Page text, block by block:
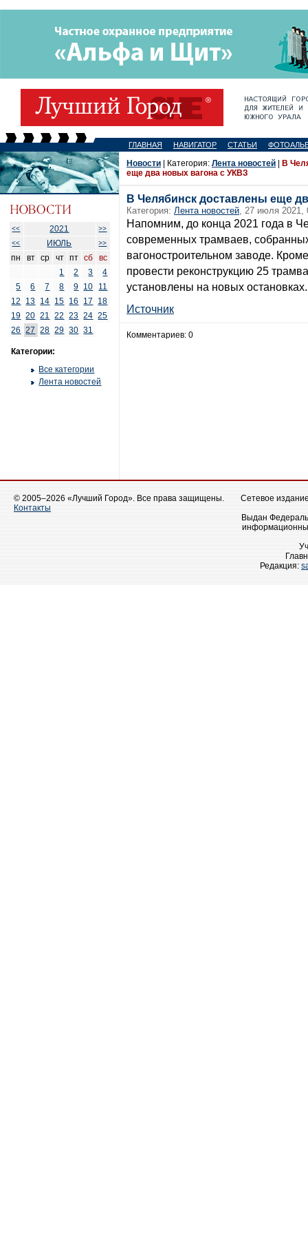
ГЛАВНАЯ НАВИГАТОР СТАТЬИ
<< 2021
>>
<<
ИЮЛЬ >>
пн вт ср чт пт сб
вс
1
2 3
4
5
6 7 8 9 10
11
12
13 14 15 16 17
18
19 20 21 22 23 24 25
26
27 28 29 30 31
Категории:
Все категории
Лента новостей
Новости | Категория: Лента новостей
В
еще два новых вагона с УКВЗ
В Челябинск доставлены еще
Категория: Лента новостей, 27 июля 2021,
Напомним, до конца 2021 года в
современных трамваев,
вагоностроительном заводе.
провести реконструкцию 25
установлены на новых остановках.
Источник
Комментариев: 0
© 2005–2026 «Лучший Город». Все права защищены.
Контакты
Сетевое
Выдан
Редакция: